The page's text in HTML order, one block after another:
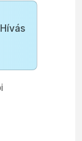
Hívás